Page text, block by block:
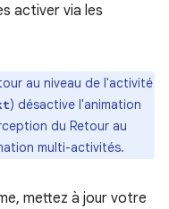
activer via les
au niveau de l'activité
) désactive l'animation
du Retour au
multi-activités.
mettez à jour votre